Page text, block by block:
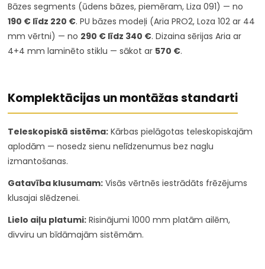
Bāzes segments (ūdens bāzes, piemēram, Liza 091) — no
190 € līdz 220 €. PU bāzes modeļi (Aria PRO2, Loza 102 ar 44
mm vērtni) — no 290 € līdz 340 €. Dizaina sērijas Aria ar
4+4 mm laminēto stiklu — sākot ar 570 €.
Komplektācijas un montāžas standarti
Teleskopiskā sistēma: Kārbas pielāgotas teleskopiskajām
aplodām — nosedz sienu nelīdzenumus bez naglu
izmantošanas.
Gatavība klusumam: Visās vērtnēs iestrādāts frēzējums
klusajai slēdzenei.
Lielo aiļu platumi: Risinājumi 1000 mm platām ailēm,
divviru un bīdāmajām sistēmām.